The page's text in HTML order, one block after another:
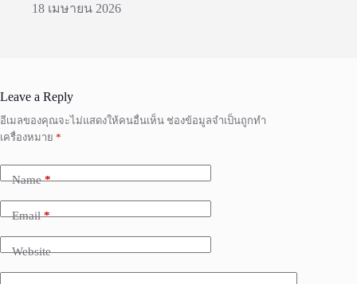
18 เมษายน 2026
Leave a Reply
อีเมลของคุณจะไม่แสดงให้คนอื่นเห็น ช่องข้อมูลจำเป็นถูกทำ
เครื่องหมาย *
Name*
Email*
Website